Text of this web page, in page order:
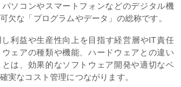
ソコンやスマートフォンなどのデジタル機
欠な「プログラムやデータ」の総称です。
利益や生産性向上を目指す経営層やIT責任
ェアの種類や機能、ハードウェアとの違い
は、効果的なソフトウェア開発や適切なベ
実なコスト管理につながります。